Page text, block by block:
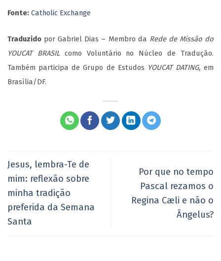
Fonte: Catholic Exchange
Traduzido por Gabriel Dias – Membro da Rede de Missão do
YOUCAT BRASIL como Voluntário no Núcleo de Tradução.
Também participa de Grupo de Estudos YOUCAT DATING, em
Brasília/DF.
Jesus, lembra-Te de
mim: reflexão sobre
minha tradição
preferida da Semana
Santa
Por que no tempo
Pascal rezamos o
Regina Cæli e não o
Ângelus?